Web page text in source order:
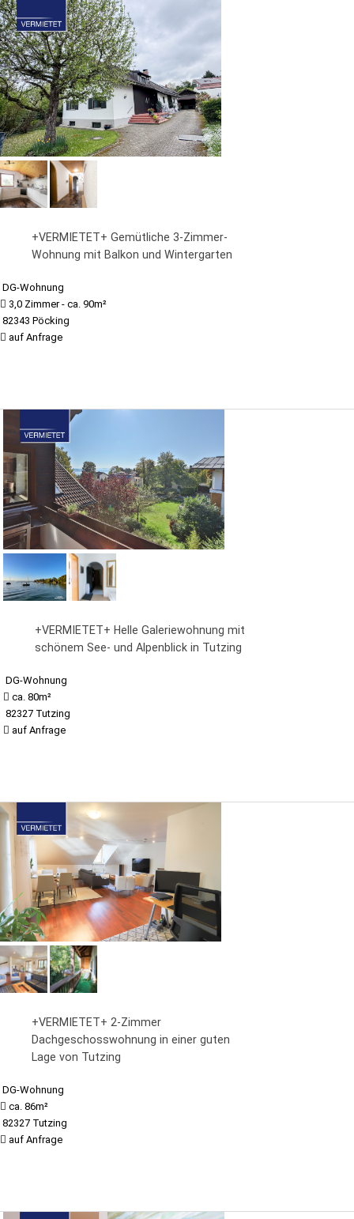
+VERMIETET+ Gemütliche 3-Zimmer-
Wohnung mit Balkon und Wintergarten
DG-Wohnung
3,0 Zimmer - ca. 90m²
82343 Pöcking
auf Anfrage
+VERMIETET+ Helle Galeriewohnung mit
schönem See- und Alpenblick in Tutzing
DG-Wohnung
ca. 80m²
82327 Tutzing
auf Anfrage
+VERMIETET+ 2-Zimmer
Dachgeschosswohnung in einer guten
Lage von Tutzing
DG-Wohnung
ca. 86m²
82327 Tutzing
auf Anfrage